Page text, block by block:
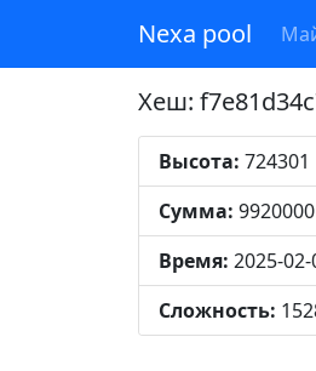
Nexa pool
Хеш:
Высота: 724301
Сумма: 9920000
Время: 2025-
Сложность: